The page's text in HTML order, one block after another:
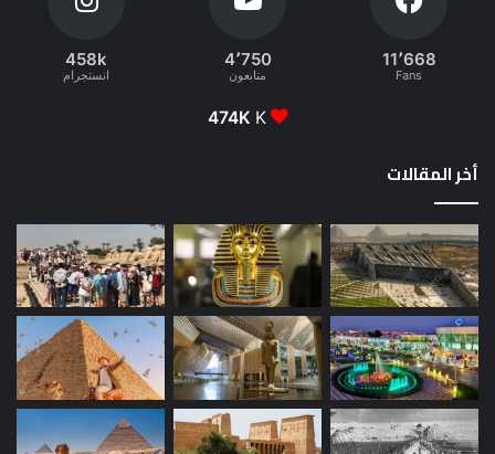
11٬668
Fans
4٬750
متابعون
458k
انستجرام
474K K
أخر المقالات